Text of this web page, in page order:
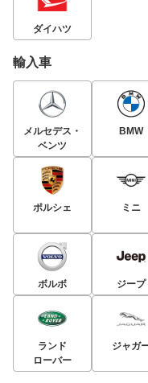
ダイハツ
輸入車
メルセデス・
ベンツ
BMW
ポルシェ ミニ
ボルボ ジープ
ランド
ローバー
ジャガ